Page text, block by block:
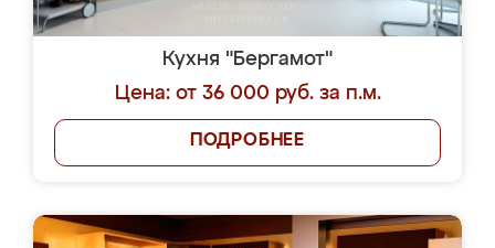
Кухня "Бергамот"
Цена: от 36 000 руб. за п.м.
ПОДРОБНЕЕ